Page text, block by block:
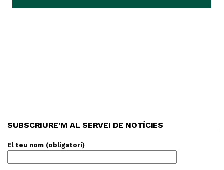
SUBSCRIURE’M AL SERVEI DE NOTÍCIES
El teu nom (obligatori)